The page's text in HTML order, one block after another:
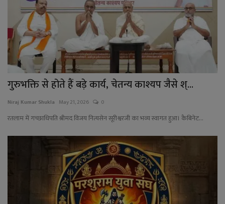
गुरुभक्ति से होते हैं बड़े कार्य, चेतन्य काश्यप जैसे श्...
Niraj Kumar Shukla May 21, 2026 0
रतलाम में गच्छाधिपति श्रीमद विजय नित्यसेन सूरीश्वरजी का भव्य स्वागत हुआ। कैबिनेट...